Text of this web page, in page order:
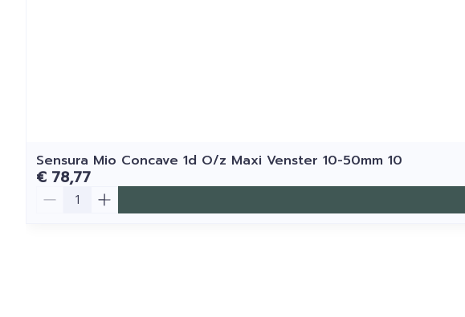
Sensura Mio Concave 1d O/z Maxi Venster 10-50mm 10
€ 78,77
Aantal